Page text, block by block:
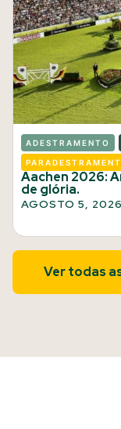
ADESTRAMENTO
Aachen 2026:
de glória.
AGOSTO 5, 2026
Ver todas